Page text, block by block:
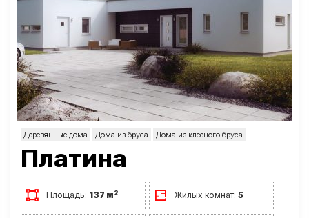
Деревянные дома Дома из бруса Дома из клееного бруса
Платина
Площадь: 137 м2 Жилых комнат:5